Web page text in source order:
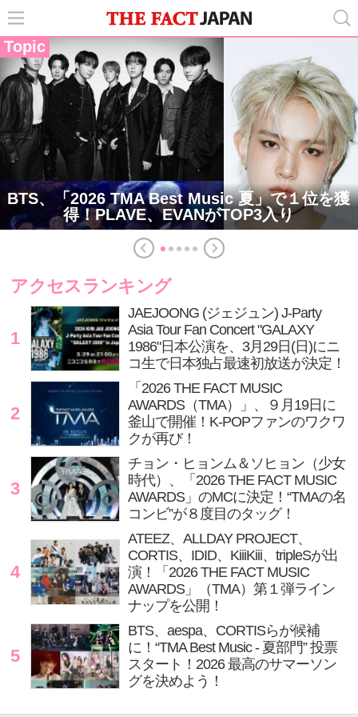
Topic
BTS、「2026 TMA Best Music 夏」で１位を獲
得！PLAVE、EVANがTOP3入り
アクセスランキング
1
JAEJOONG (ジェジュン) J-Party
Asia Tour Fan Concert "GALAXY
1986"日本公演を、3月29日(日)にニ
コ生で日本独占最速初放送が決定！
2
「2026 THE FACT MUSIC
AWARDS（TMA）」、９月19日に
釜山で開催！K-POPファンのワクワ
クが再び！
3
チョン・ヒョンム＆ソヒョン（少女
時代）、「2026 THE FACT MUSIC
AWARDS」のMCに決定！“TMAの名
コンビ”が８度目のタッグ！
4
ATEEZ、ALLDAY PROJECT、
CORTIS、IDID、KiiiKiii、tripleSが出
演！「2026 THE FACT MUSIC
AWARDS」（TMA）第１弾ライン
ナップを公開！
5
BTS、aespa、CORTISらが候補
に！“TMA Best Music - 夏部門” 投票
スタート！2026 最高のサマーソン
グを決めよう！